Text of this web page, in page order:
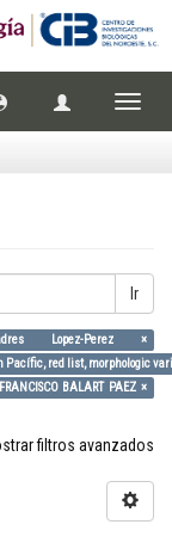
Ir
Lopez-Perez ×
red list, morphologic
BALART PAEZ ×
filtros avanzados